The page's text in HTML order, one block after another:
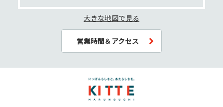
大きな地図で見る
営業時間＆アクセス